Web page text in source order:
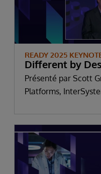
READY 2025
Different by
Présenté par Scott
Platforms,